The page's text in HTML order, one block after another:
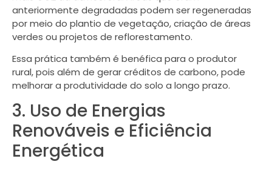
anteriormente degradadas podem ser regeneradas
por meio do plantio de vegetação, criação de áreas
verdes ou projetos de reflorestamento.
Essa prática também é benéfica para o produtor
rural, pois além de gerar créditos de carbono, pode
melhorar a produtividade do solo a longo prazo.
3. Uso de Energias
Renováveis e Eficiência
Energética